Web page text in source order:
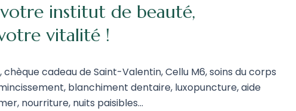
votre institut de beauté,
vitalité !
chèque cadeau de Saint-Valentin, Cellu M6, soins du corps
blanchiment dentaire, luxopuncture, aide
nourriture, nuits paisibles…